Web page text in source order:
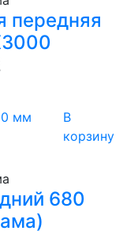
передняя
В
корзину
680